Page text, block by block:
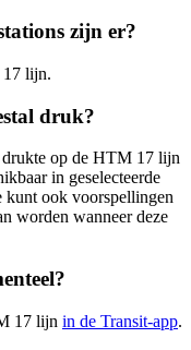
zijn er?
17 lijn.
druk?
op de HTM 17 lijn
in geselecteerde
kunt ook voorspellingen
worden wanneer deze
17 lijn in de Transit-app.